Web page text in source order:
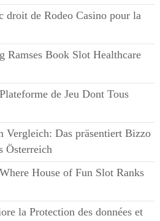
droit de Rodeo Casino pour la
Ramses Book Slot Healthcare
de Jeu Dont Tous
Vergleich: Das präsentiert Bizzo
Österreich
House of Fun Slot Ranks
la Protection des données et